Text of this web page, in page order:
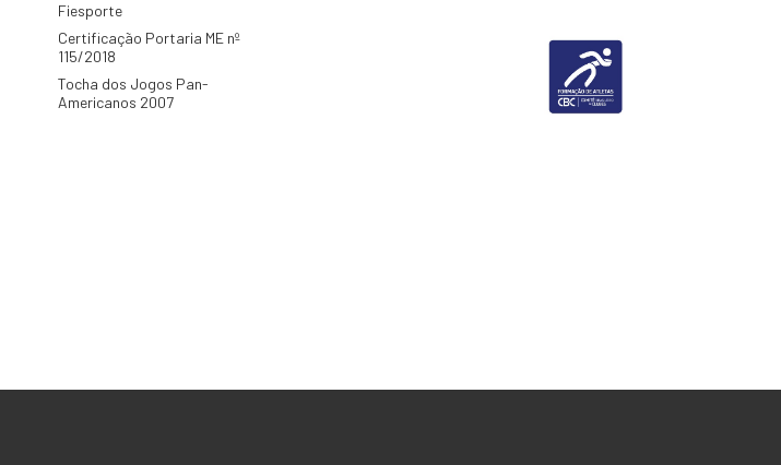
Fiesporte
Certificação Portaria ME nº
115/2018
Tocha dos Jogos Pan-
Americanos 2007